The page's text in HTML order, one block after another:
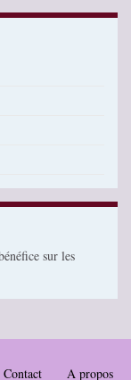
sur les
Contact A propos